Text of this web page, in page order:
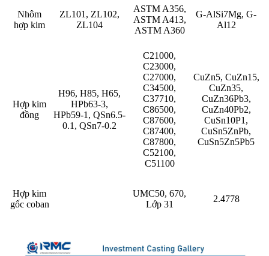
Nhôm
hợp kim
ZL101, ZL102,
ZL104
ASTM A356,
ASTM A413,
ASTM A360
G-AlSi7Mg, G-
Al12
Hợp kim
đồng
H96, H85, H65,
HPb63-3,
HPb59-1, QSn6.5-
0.1, QSn7-0.2
C21000,
C23000,
C27000,
C34500,
C37710,
C86500,
C87600,
C87400,
C87800,
C52100,
C51100
CuZn5, CuZn15,
CuZn35,
CuZn36Pb3,
CuZn40Pb2,
CuSn10P1,
CuSn5ZnPb,
CuSn5Zn5Pb5
Hợp kim
gốc coban
UMC50, 670,
Lớp 31
2.4778